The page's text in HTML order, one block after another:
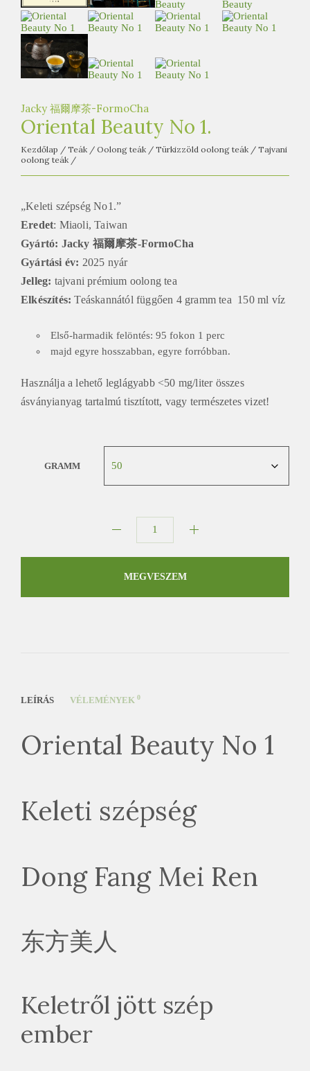
t
e
a
h
z
Jacky 福爾摩茶-FormoCha
Oriental Beauty No 1.
Kezdőlap / Teák / Oolong teák / Türkizzöld oolong teák / Tajvani
oolong teák /
„Keleti szépség No1.”
Eredet: Miaoli, Taiwan
Gyártó: Jacky 福爾摩茶-FormoCha
Gyártási év: 2025 nyár
Jelleg: tajvani prémium oolong tea
Elkészítés:Teáskannától függően 4 gramm tea 150 ml víz
Első-harmadik felöntés: 95 fokon 1 perc
majd egyre hosszabban, egyre forróbban.
Használja a lehető leglágyabb <50 mg/liter összes
ásványianyag tartalmú tisztított, vagy természetes vizet!
GRAMM
Beauty
mennyiség
MEGVESZEM
LEÍRÁS VÉLEMÉNYEK 0
Oriental Beauty No 1
Keleti szépség
Dong Fang Mei Ren
东方美人
Keletről jött szép
ember